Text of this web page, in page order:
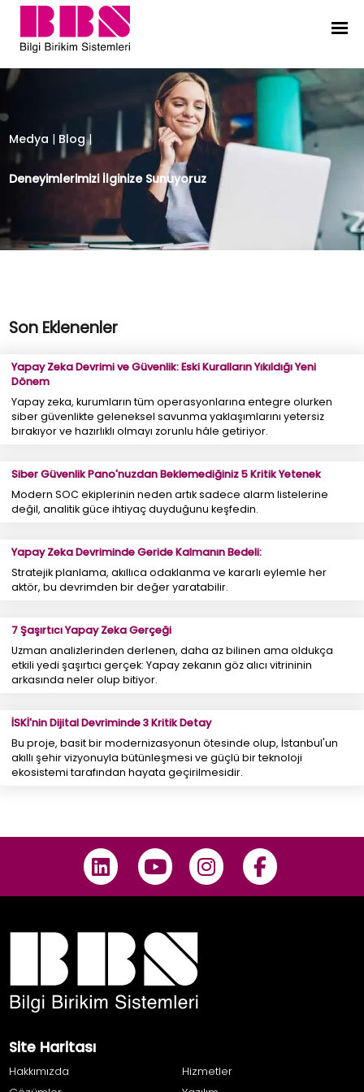
Bilgi Birikim Sistemleri
Medya | Blog|
Deneyimlerimizi İlginize Sunuyoruz
Son Eklenenler
Yapay Zeka Devrimi ve Güvenlik: Eski Kuralların Yıkıldığı Yeni
Dönem
Yapay zeka, kurumların tüm operasyonlarına entegre olurken
siber güvenlikte geleneksel savunma yaklaşımlarını yetersiz
bırakıyor ve hazırlıklı olmayı zorunlu hâle getiriyor.
Siber Güvenlik Pano'nuzdan Beklemediğiniz 5 Kritik Yetenek
Modern SOC ekiplerinin neden artık sadece alarm listelerine
değil, analitik güce ihtiyaç duyduğunu keşfedin.
Yapay Zeka Devriminde Geride Kalmanın Bedeli:
Stratejik planlama, akıllıca odaklanma ve kararlı eylemle her
aktör, bu devrimden bir değer yaratabilir.
7 Şaşırtıcı Yapay Zeka Gerçeği
Uzman analizlerinden derlenen, daha az bilinen ama oldukça
etkili yedi şaşırtıcı gerçek: Yapay zekanın göz alıcı vitrininin
arkasında neler olup bitiyor.
İSKİ'nin Dijital Devriminde 3 Kritik Detay
Bu proje, basit bir modernizasyonun ötesinde olup, İstanbul'un
akıllı şehir vizyonuyla bütünleşmesi ve güçlü bir teknoloji
ekosistemi tarafından hayata geçirilmesidir.
Site Haritası
Hakkımızda
Hizmetler